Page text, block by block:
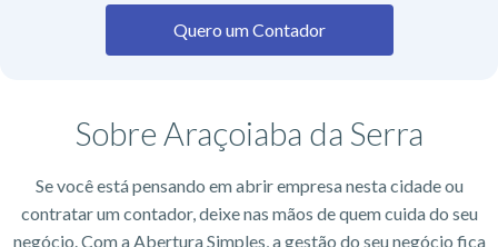
Quero um Contador
Sobre Araçoiaba da Serra
Se você está pensando em abrir empresa nesta cidade ou
contratar um contador, deixe nas mãos de quem cuida do seu
negócio. Com a Abertura Simples, a gestão do seu negócio fica